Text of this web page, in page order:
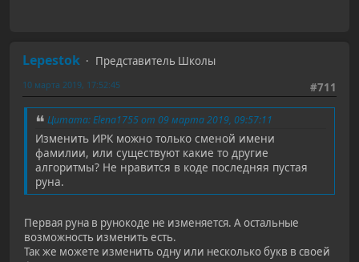
Lepestok
Представитель Школы
#711
10 марта 2019, 17:52:45
Цитата: Elena1755 от 09 марта 2019, 09:57:11
Изменить ИРК можно только сменой имени
фамилии, или существуют какие то другие
алгоритмы? Не нравится в коде последняя пустая
руна.
Первая руна в рунокоде не изменяется. А остальные
возможность изменить есть.
Так же можете изменить одну или несколько букв в своей